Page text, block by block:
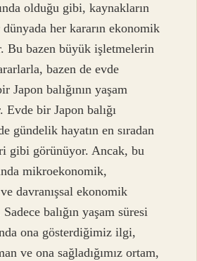
olduğu gibi, kaynakların
dünyada her kararın ekonomik
Bu bazen büyük işletmelerin
bazen de evde
Japon balığının yaşam
bir Japon balığı
gündelik hayatın en sıradan
gibi görünüyor. Ancak, bu
mikroekonomik,
davranışsal ekonomik
balığın yaşam süresi
ona gösterdiğimiz ilgi,
ve ona sağladığımız ortam,